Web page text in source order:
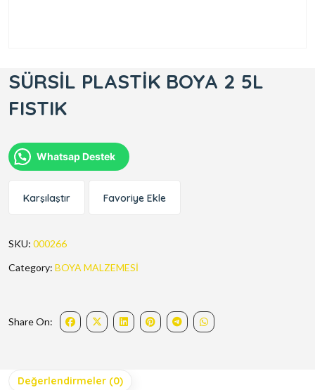
SÜRSİL PLASTİK BOYA 2 5L
FISTIK
Whatsap Destek
Karşılaştır Favoriye Ekle
SKU: 000266
Category: BOYA MALZEMESİ
Share On:
Değerlendirmeler (0)